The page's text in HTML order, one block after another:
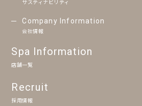
サスティナビリティ
Company Information
会社情報
Spa Information
店舗一覧
Recruit
採用情報